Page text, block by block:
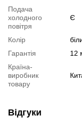
Подача
холодного
повітря
Є
Колір
Гарантія
12
Країна-
виробник
товару
Відгуки